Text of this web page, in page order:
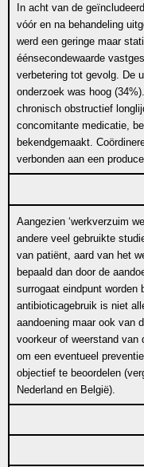
In acht van de
vóór en na behandeling
werd een geringe maar
éénsecondewaarde
verbetering tot gevolg. De
onderzoek was hoog
chronisch obstructief
concomitante medicatie,
bekendgemaakt.
verbonden aan een
Aangezien ‘werkverzuim
andere veel gebruikte
van patiënt, aard van het
bepaald dan door de
surrogaat eindpunt worden
antibioticagebruik is niet
aandoening maar ook van
voorkeur of weerstand van
om een eventueel
objectief te beoordelen
Nederland en België).